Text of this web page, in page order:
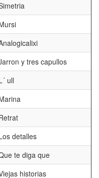
y tres capullos
ull
detalles
te diga que
historias